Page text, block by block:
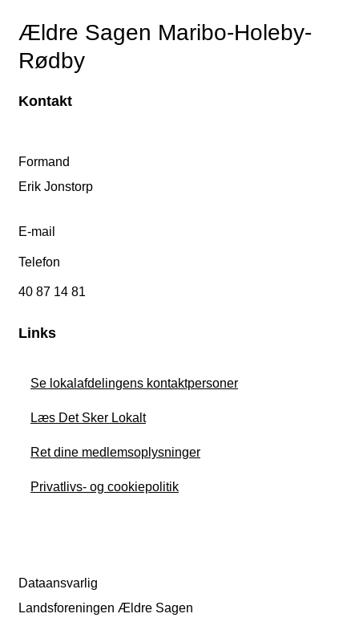
Ældre Sagen Maribo-Holeby-
Rødby
Kontakt
Formand
Erik Jonstorp
E-mail
Telefon
40 87 14 81
Links
Se lokalafdelingens kontaktpersoner
Læs Det Sker Lokalt
Ret dine medlemsoplysninger
Privatlivs- og cookiepolitik
Dataansvarlig
Landsforeningen Ældre Sagen